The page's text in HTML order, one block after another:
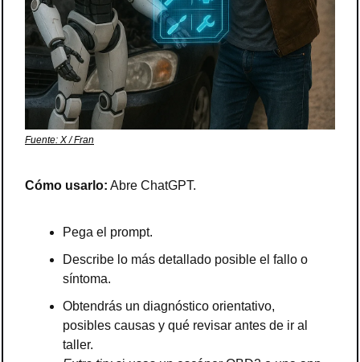
Fuente: X / Fran
Cómo usarlo: Abre ChatGPT.
Pega el prompt.
Describe lo más detallado posible el fallo o
síntoma.
Obtendrás un diagnóstico orientativo,
posibles causas y qué revisar antes de ir al
taller.